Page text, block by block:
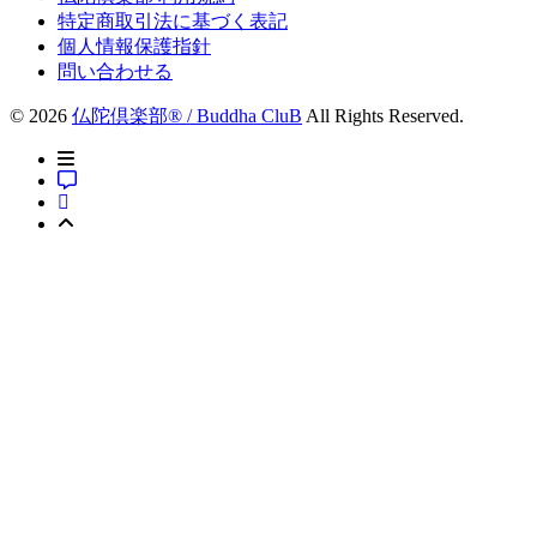
特定商取引法に基づく表記
個人情報保護指針
問い合わせる
© 2026 仏陀倶楽部® / Buddha CluB All Rights Reserved.